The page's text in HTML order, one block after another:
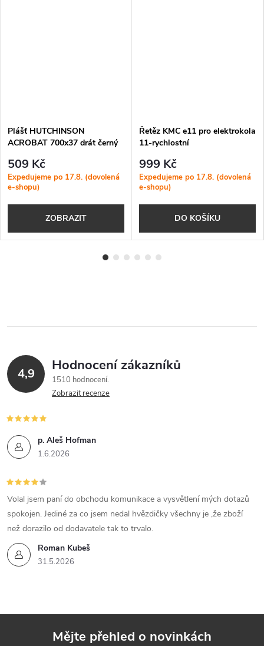
Plášť HUTCHINSON
ACROBAT 700x37 drát černý
509 Kč
Expedujeme po 17.8. (dovolená
e-shopu)
ZOBRAZIT
Řetěz KMC e11 pro elektrokola
11-rychlostní
999 Kč
Expedujeme po 17.8. (dovolená
e-shopu)
DO KOŠÍKU
4,9 Hodnocení zákazníků
1510 hodnocení
Zobrazit recenze
p. Aleš Hofman
1.6.2026
Roman Kubeš
31.5.2026
Volal jsem paní do obchodu komunikace a vysvětlení mých dotazů
spokojen. Jediné za co jsem nedal hvězdičky všechny je ,že zboží
než dorazilo od dodavatele tak to trvalo.
Mějte přehled o novinkách